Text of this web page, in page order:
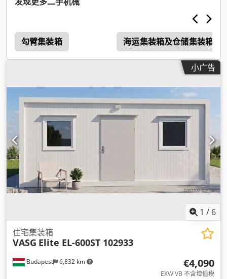
勾臂集装箱 海运集装箱及仓储集装箱
小广告
1 / 6
Budapest 6,832 km
住宅集装箱
VASG Elite EL-600ST 102933
€4,090
EXW VB 不含增值税